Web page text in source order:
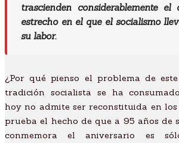
trascienden considerablemente el
estrecho en el que el socialismo
su labor.
¿Por qué pienso el problema de
tradición socialista se ha
hoy no admite ser reconstituida en los
prueba el hecho de que a 95 años de
conmemora el aniversario es